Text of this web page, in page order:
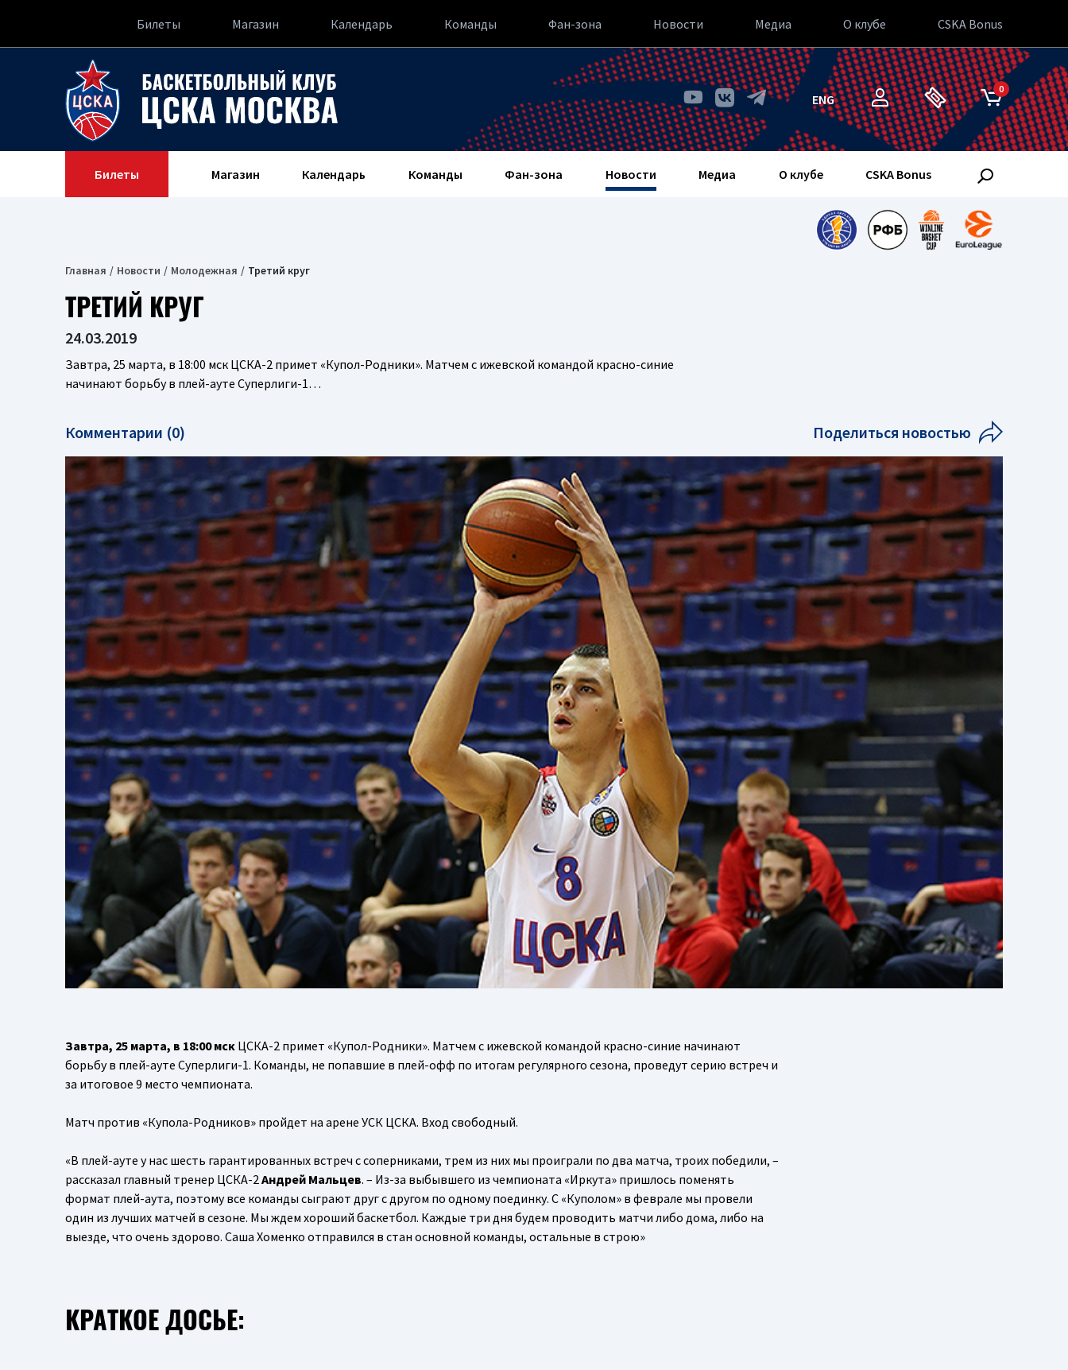
Билеты Магазин Календарь Команды Фан-зона Новости Медиа О клубе CSKA Bonus
ENG
0
Билеты Магазин Календарь Команды Фан-зона Новости Медиа О клубе CSKA Bonus
Главная Новости Молодежная Третий круг
ТРЕТИЙ КРУГ
24.03.2019
Завтра, 25 марта, в 18:00 мск ЦСКА-2 примет «Купол-Родники». Матчем с ижевской командой красно-синие
начинают борьбу в плей-ауте Суперлиги-1…
Комментарии (0) Поделиться новостью
Завтра, 25 марта, в 18:00 мск ЦСКА-2 примет «Купол-Родники». Матчем с ижевской командой красно-синие начинают
борьбу в плей-ауте Суперлиги-1. Команды, не попавшие в плей-офф по итогам регулярного сезона, проведут серию встреч и
за итоговое 9 место чемпионата.
Матч против «Купола-Родников» пройдет на арене УСК ЦСКА. Вход свободный.
«В плей-ауте у нас шесть гарантированных встреч с соперниками, трем из них мы проиграли по два матча, троих победили, –
рассказал главный тренер ЦСКА-2Андрей Мальцев. – Из-за выбывшего из чемпионата «Иркута» пришлось поменять
формат плей-аута, поэтому все команды сыграют друг с другом по одному поединку. С «Куполом» в феврале мы провели
один из лучших матчей в сезоне. Мы ждем хороший баскетбол. Каждые три дня будем проводить матчи либо дома, либо на
выезде, что очень здорово. Саша Хоменко отправился в стан основной команды, остальные в строю»
КРАТКОЕ ДОСЬЕ: